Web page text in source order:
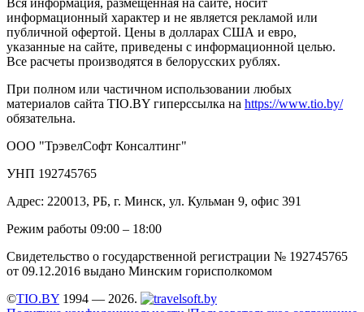
информационный характер и не является рекламой или
публичной офертой. Цены в долларах США и евро,
указанные на сайте, приведены с информационной целью.
Все расчеты производятся в белорусских рублях.
При полном или частичном использовании любых
материалов сайта TIO.BY гиперссылка на https://www.tio.by/
обязательна.
ООО "ТрэвелСофт Консалтинг"
УНП 192745765
Адрес: 220013, РБ, г. Минск, ул. Кульман 9, офис 391
Режим работы 09:00 – 18:00
Свидетельство о государственной регистрации № 192745765
от 09.12.2016 выдано Минским горисполкомом
©TIO.BY 1994 — 2026.